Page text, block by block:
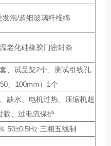
发泡/超细玻璃纤维绵
老化硅橡胶门密封条
、试品架2个、测试引线孔
50、100mm）1个
缺水、电机过热、压缩机超
载、过电流保护
50±0.5Hz 三相五线制